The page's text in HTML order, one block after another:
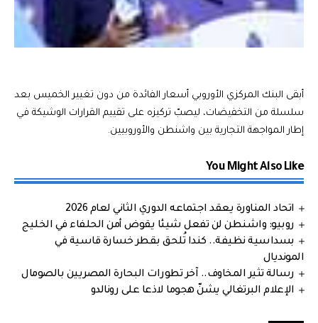
أبقى البنك المركزي الأوروبي أسعار الفائدة من دون تغيير الخميس بعد
سلسلة من التخفيضات، ليصبّ تركيزه على تقييم القرارات الوشيكة في
إطار المواجهة التجارية بين واشنطن والأوروبيين.
You Might Also Like
اتحاد المناورة يعقد اجتماعه الدوري الثاني لعام 2026
روبيو: واشنطن لن تفعل شيئا يقوض أمن الحلفاء في الخليج
بسداسية نظيفة.. كندا تُلحق بقطر خسارة قاسية في
المونديال
رسالة تثير المخاوف.. آخر تطورات البحارة المصريين بالصومال
الإعلام البرتغالي يشنّ هجوما لاذعا على رونالدو